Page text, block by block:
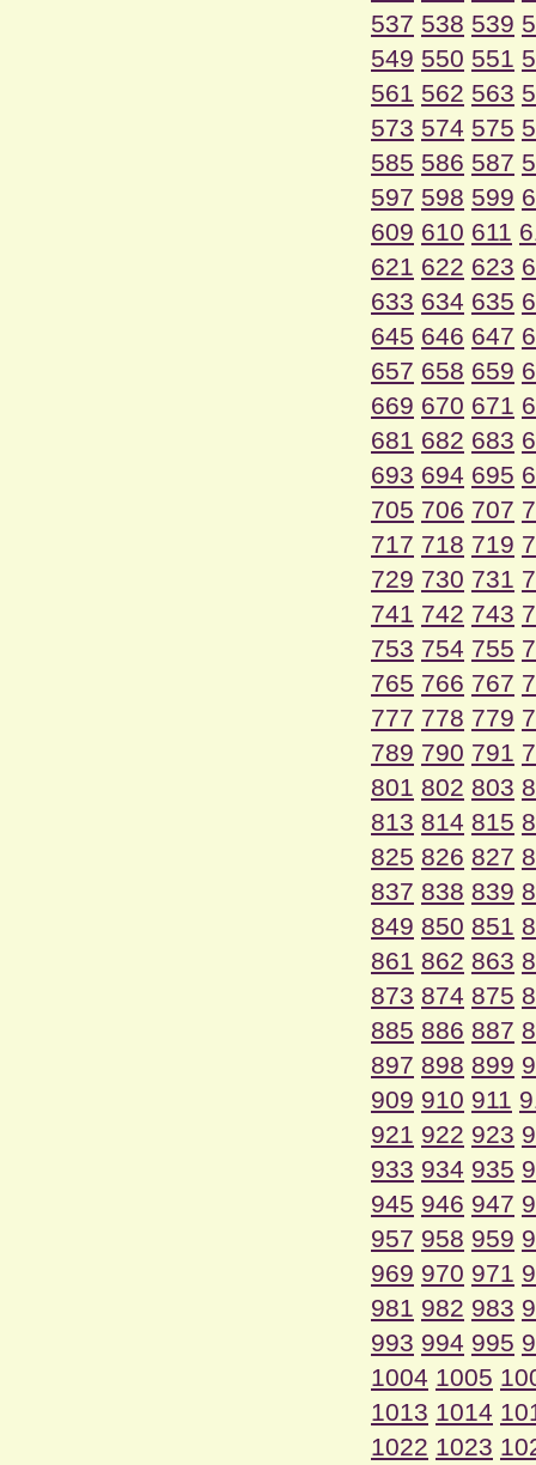
537 538 539
549 550 551
561 562 563
573 574 575
585 586 587
597 598 599
609 610 611
621 622 623
633 634 635
645 646 647
657 658 659
669 670 671
681 682 683
693 694 695
705 706 707
717 718 719
729 730 731
741 742 743
753 754 755
765 766 767
777 778 779
789 790 791
801 802 803
813 814 815
825 826 827
837 838 839
849 850 851
861 862 863
873 874 875
885 886 887
897 898 899
909 910 911
921 922 923
933 934 935
945 946 947
957 958 959
969 970 971
981 982 983
993 994 995
1004 1005
1013 1014
1022 1023